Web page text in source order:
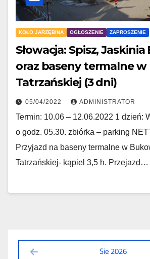
KOŁO JARZĘBINA OGŁOSZENIE ZAPROSZENIE
Słowacja: Spisz,
oraz baseny termalne
Tatrzańskiej (3 dni)
05/04/2022 ADMINISTRATOR
Termin: 10.06 – 12.06.2022 1 dzień:
o godz. 05.30. zbiórka – parking
Przyjazd na baseny termalne w
Tatrzańskiej- kąpiel 3,5 h. Przejazd…
Sie 2026